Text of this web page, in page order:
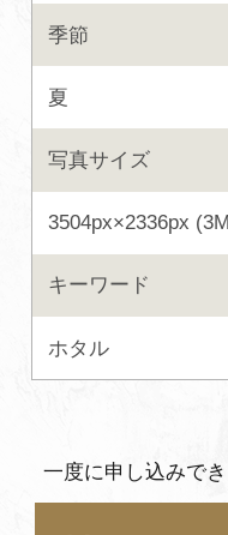
よくあるご質問・
プライバシーポリ
季節
夏
写真サイズ
3504px×2336px
キーワード
ホタル
一度に申し込みで